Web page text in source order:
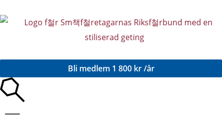
till
Bli medlem 1 800 kr /år